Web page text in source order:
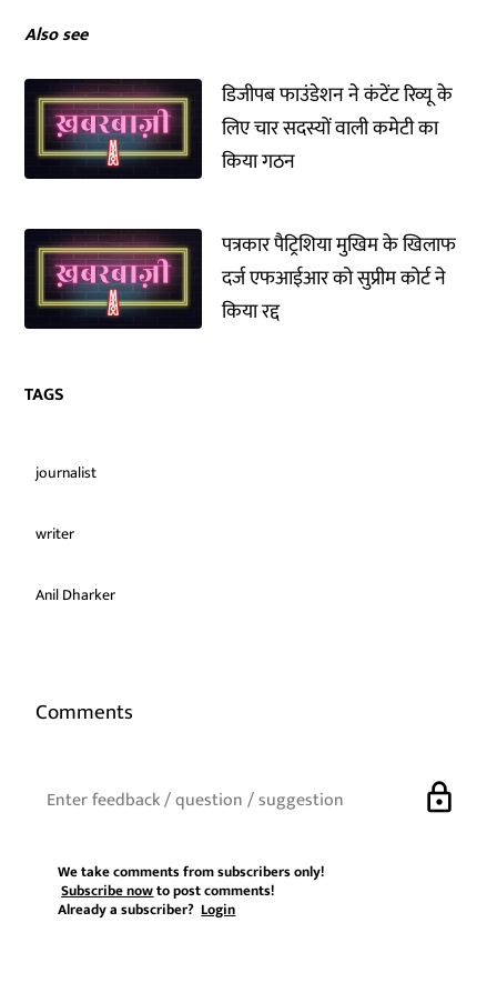
Also see
डिजीपब फाउंडेशन ने कंटेंट रिव्यू के
लिए चार सदस्यों वाली कमेटी का
किया गठन
पत्रकार पैट्रिशिया मुखिम के खिलाफ
दर्ज एफआईआर को सुप्रीम कोर्ट ने
किया रद्द
TAGS
journalist
writer
Anil Dharker
Comments
lock
We take comments from subscribers only!
Subscribe nowto post comments!
Already a subscriber?Login